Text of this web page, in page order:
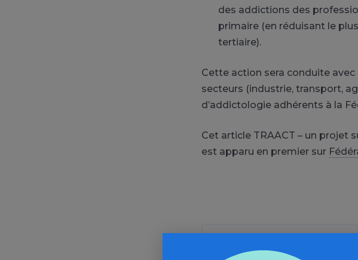
des addictions des
primaire (en réduisant le
tertiaire).
Cette action sera conduite
secteurs (industrie, transport,
d’addictologie adhérents à la
Cet article TRAACT – un projet
est apparu en premier sur